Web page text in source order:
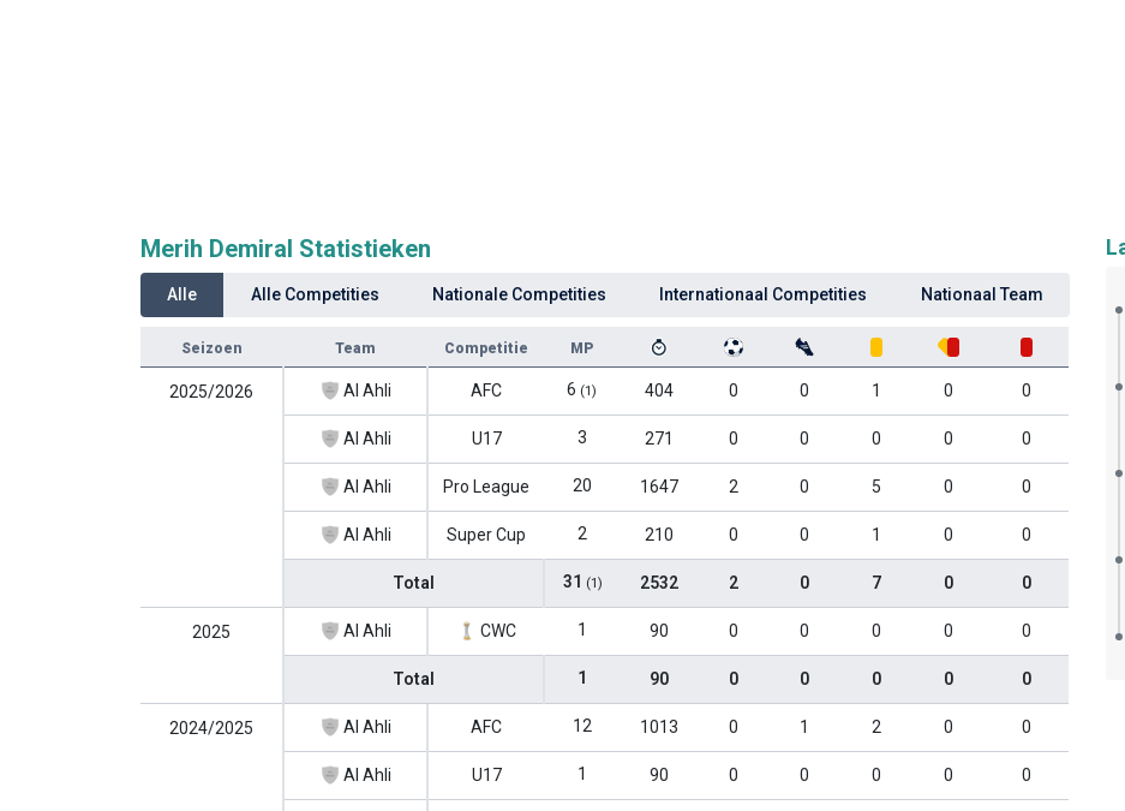
Merih Demiral Statistieken
Alle Alle Competities Nationale Competities Internationaal Competities Nationaal Team
Seizoen Team Competitie MP
2025/2026 Al Ahli AFC 6 (1) 404 0 0 1 0 0
Al Ahli U17 3 271 0 0 0 0 0
Al Ahli Pro League 20 1647 2 0 5 0 0
Al Ahli Super Cup 2 210 0 0 1 0 0
Total 31 (1) 2532 2 0 7 0 0
2025 Al Ahli CWC 1 90 0 0 0 0 0
Total 1 90 0 0 0 0 0
2024/2025 Al Ahli AFC 12 1013 0 1 2 0 0
Al Ahli U17 1 90 0 0 0 0 0